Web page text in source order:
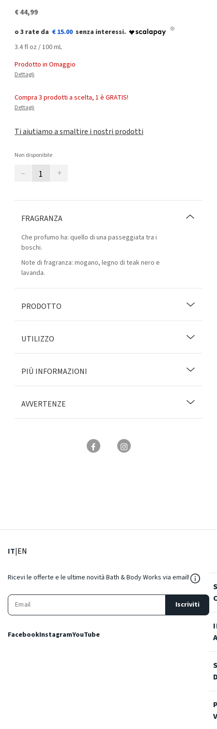
€ 44,99
€ 15.00
3.4 fl oz / 100 mL
Prodotto in Omaggio
Dettagli
Compra 3 prodotti a scelta, 1 è GRATIS!
Dettagli
Ti aiutiamo a smaltire i nostri prodotti
Non disponibile
– +
FRAGRANZA
Che profumo ha: quello di una passeggiata tra i
boschi.
Note di fragranza: mogano, legno di teak nero e
lavanda.
PRODOTTO
UTILIZZO
PIÙ INFORMAZIONI
AVVERTENZE
IT: Lingua corrente
|EN
Ricevi le offerte e le ultime novità Bath & Body Works via email!
Iscriviti
FacebookInstagramYouTube